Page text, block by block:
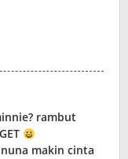
rambut
makin cinta